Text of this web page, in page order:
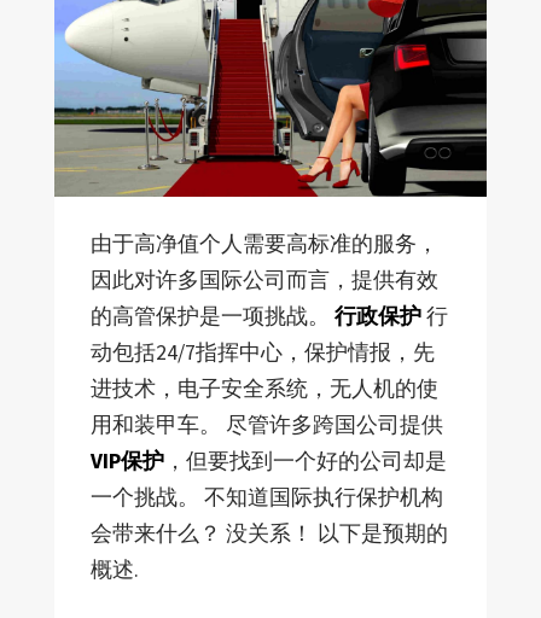
由于高净值个人需要高标准的服务，
因此对许多国际公司而言，提供有效
的高管保护是一项挑战。 行政保护行
动包括24/7指挥中心，保护情报，先
进技术，电子安全系统，无人机的使
用和装甲车。 尽管许多跨国公司提供
VIP保护，但要找到一个好的公司却是
一个挑战。 不知道国际执行保护机构
会带来什么？ 没关系！ 以下是预期的
概述.